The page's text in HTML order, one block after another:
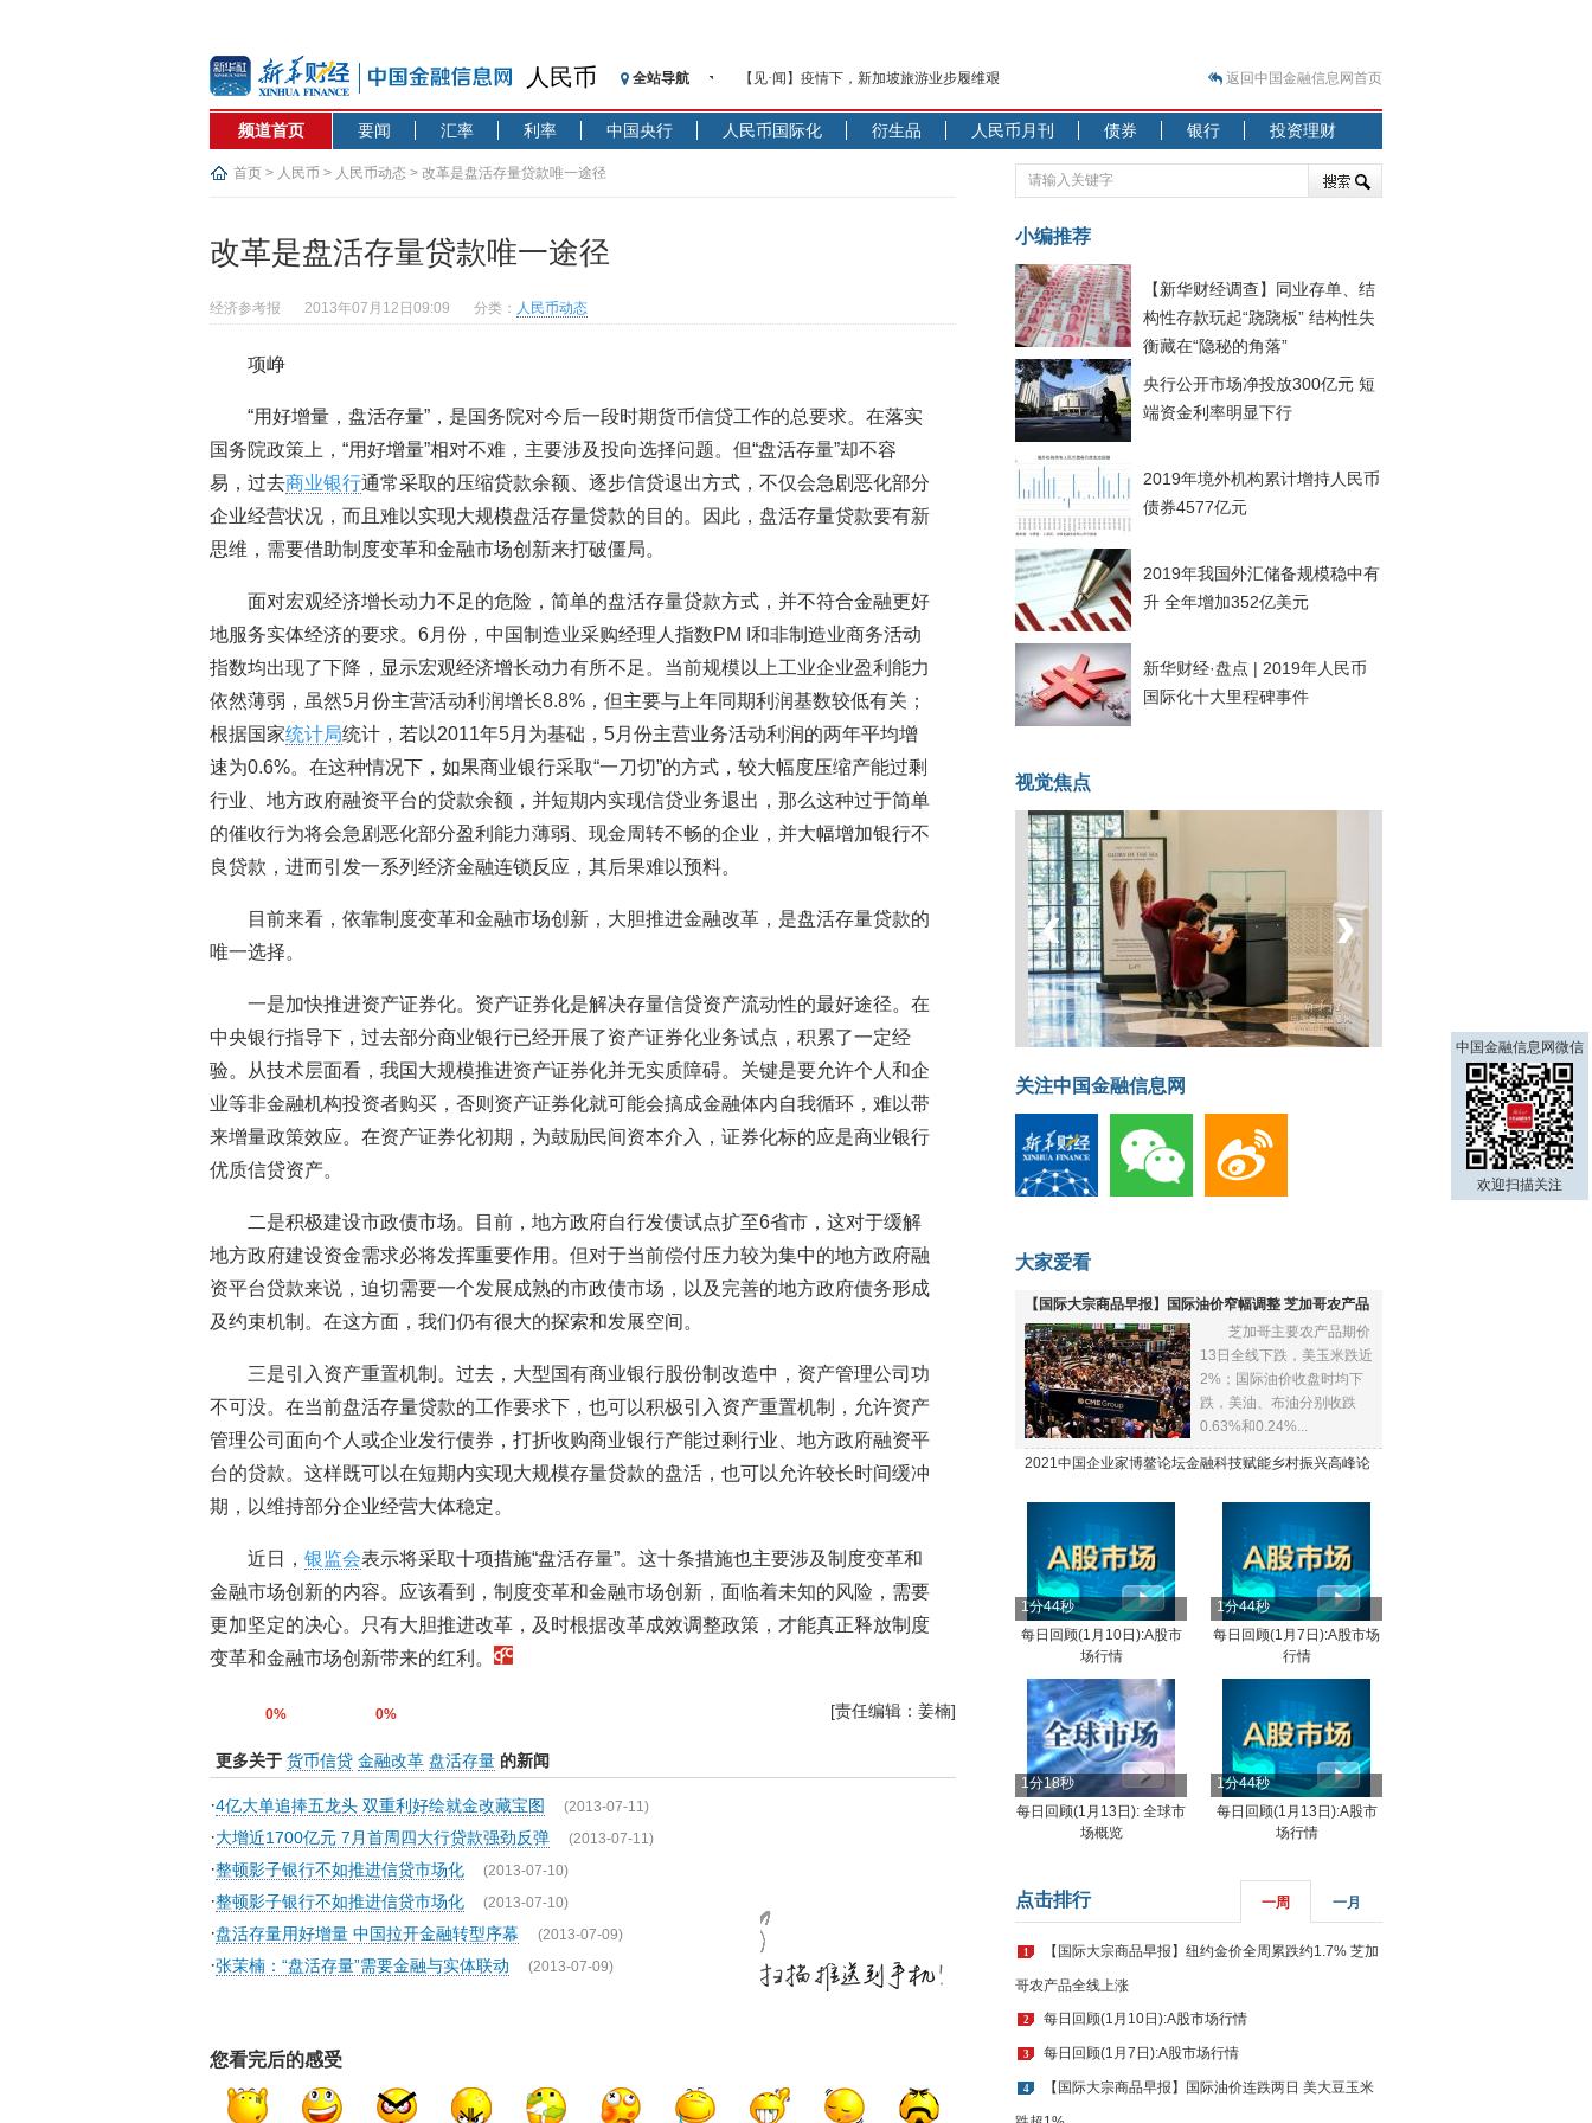
人民币 全站导航
【见·闻】疫情下，新加坡旅游业步履维艰
记者手记：疫情下的香港零售业如何浴火重生？
【见·闻】疫情下一家香港传统零售商的转型突围之旅
济安金信：中国基金市场数据分析周报（2020. 07.27—2020.07.31）
【新华财经调查】同业存单、结构性存款玩起“跷跷板” 结构性失衡藏
央行公开市场净投放300亿元 短端资金利率明显下行
基本面及股市双轮冲击 债市回调十年期债表现最弱
沥青期货连续两日涨逾3% 沪银及两粕涨势喜人
恒生聚源：北斗收官之星发射成功，全产业链解析
济安金信：中国基金市场数据分析周报（2020. 08.17—2020.08.21）
返回中国金融信息网首页
频道首页 要闻 汇率 利率 中国央行 人民币国际化 衍生品 人民币月刊 债券 银行 投资理财
首页 > 人民币 > 人民币动态 > 改革是盘活存量贷款唯一途径
改革是盘活存量贷款唯一途径
经济参考报 2013年07月12日09:09 分类： 人民币动态
项峥
“用好增量，盘活存量”，是国务院对今后一段时期货币信贷工作的总要求。在落实
国务院政策上，“用好增量”相对不难，主要涉及投向选择问题。但“盘活存量”却不容
易，过去商业银行通常采取的压缩贷款余额、逐步信贷退出方式，不仅会急剧恶化部分
企业经营状况，而且难以实现大规模盘活存量贷款的目的。因此，盘活存量贷款要有新
思维，需要借助制度变革和金融市场创新来打破僵局。
面对宏观经济增长动力不足的危险，简单的盘活存量贷款方式，并不符合金融更好
地服务实体经济的要求。6月份，中国制造业采购经理人指数PM I和非制造业商务活动
指数均出现了下降，显示宏观经济增长动力有所不足。当前规模以上工业企业盈利能力
依然薄弱，虽然5月份主营活动利润增长8.8%，但主要与上年同期利润基数较低有关；
根据国家统计局统计，若以2011年5月为基础，5月份主营业务活动利润的两年平均增
速为0.6%。在这种情况下，如果商业银行采取“一刀切”的方式，较大幅度压缩产能过剩
行业、地方政府融资平台的贷款余额，并短期内实现信贷业务退出，那么这种过于简单
的催收行为将会急剧恶化部分盈利能力薄弱、现金周转不畅的企业，并大幅增加银行不
良贷款，进而引发一系列经济金融连锁反应，其后果难以预料。
目前来看，依靠制度变革和金融市场创新，大胆推进金融改革，是盘活存量贷款的
唯一选择。
一是加快推进资产证券化。资产证券化是解决存量信贷资产流动性的最好途径。在
中央银行指导下，过去部分商业银行已经开展了资产证券化业务试点，积累了一定经
验。从技术层面看，我国大规模推进资产证券化并无实质障碍。关键是要允许个人和企
业等非金融机构投资者购买，否则资产证券化就可能会搞成金融体内自我循环，难以带
来增量政策效应。在资产证券化初期，为鼓励民间资本介入，证券化标的应是商业银行
优质信贷资产。
二是积极建设市政债市场。目前，地方政府自行发债试点扩至6省市，这对于缓解
地方政府建设资金需求必将发挥重要作用。但对于当前偿付压力较为集中的地方政府融
资平台贷款来说，迫切需要一个发展成熟的市政债市场，以及完善的地方政府债务形成
及约束机制。在这方面，我们仍有很大的探索和发展空间。
三是引入资产重置机制。过去，大型国有商业银行股份制改造中，资产管理公司功
不可没。在当前盘活存量贷款的工作要求下，也可以积极引入资产重置机制，允许资产
管理公司面向个人或企业发行债券，打折收购商业银行产能过剩行业、地方政府融资平
台的贷款。这样既可以在短期内实现大规模存量贷款的盘活，也可以允许较长时间缓冲
期，以维持部分企业经营大体稳定。
近日， 银监会表示将采取十项措施“盘活存量”。这十条措施也主要涉及制度变革和
金融市场创新的内容。应该看到，制度变革和金融市场创新，面临着未知的风险，需要
更加坚定的决心。只有大胆推进改革，及时根据改革成效调整政策，才能真正释放制度
变革和金融市场创新带来的红利。
0% 0% [责任编辑：姜楠]
更多关于 货币信贷 金融改革 盘活存量 的新闻
·4亿大单追捧五龙头 双重利好绘就金改藏宝图 (2013-07-11)
·大增近1700亿元 7月首周四大行贷款强劲反弹 (2013-07-11)
·整顿影子银行不如推进信贷市场化 (2013-07-10)
·整顿影子银行不如推进信贷市场化 (2013-07-10)
·盘活存量用好增量 中国拉开金融转型序幕 (2013-07-09)
·张茉楠：“盘活存量”需要金融与实体联动 (2013-07-09)
您看完后的感受
小编推荐
【新华财经调查】同业存单、结
构性存款玩起“跷跷板” 结构性失
衡藏在“隐秘的角落”
央行公开市场净投放300亿元 短
端资金利率明显下行
2019年境外机构累计增持人民币
债券4577亿元
2019年我国外汇储备规模稳中有
升 全年增加352亿美元
新华财经·盘点 | 2019年人民币
国际化十大里程碑事件
视觉焦点
菲律宾：防疫降级
‹ ›
关注中国金融信息网
大家爱看
【国际大宗商品早报】国际油价窄幅调整 芝加哥农产品
全线下跌
芝加哥主要农产品期价
13日全线下跌，美玉米跌近
2%；国际油价收盘时均下
跌，美油、布油分别收跌
0.63%和0.24%...
2021中国企业家博鳌论坛金融科技赋能乡村振兴高峰论
1分44秒
每日回顾(1月10日):A股市
场行情
1分44秒
每日回顾(1月7日):A股市场
行情
1分18秒
每日回顾(1月13日): 全球市
场概览
1分44秒
每日回顾(1月13日):A股市
场行情
点击排行 一周 一月
1 【国际大宗商品早报】纽约金价全周累跌约1.7% 芝加
哥农产品全线上涨
2 每日回顾(1月10日):A股市场行情
3 每日回顾(1月7日):A股市场行情
4 【国际大宗商品早报】国际油价连跌两日 美大豆玉米
中国金融信息网微信
欢迎扫描关注